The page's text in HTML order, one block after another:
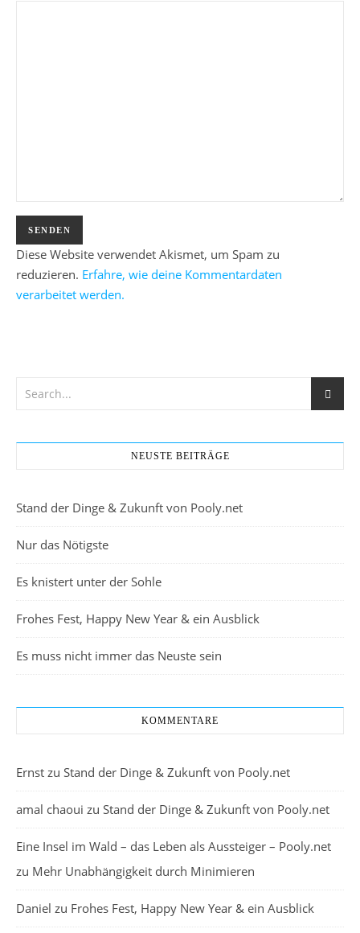
Diese Website verwendet Akismet, um Spam zu
reduzieren. Erfahre, wie deine Kommentardaten
verarbeitet werden.
NEUSTE BEITRÄGE
Stand der Dinge & Zukunft von Pooly.net
Nur das Nötigste
Es knistert unter der Sohle
Frohes Fest, Happy New Year & ein Ausblick
Es muss nicht immer das Neuste sein
KOMMENTARE
Ernst zu Stand der Dinge & Zukunft von Pooly.net
amal chaoui zu Stand der Dinge & Zukunft von Pooly.net
Eine Insel im Wald – das Leben als Aussteiger – Pooly.net
zu Mehr Unabhängigkeit durch Minimieren
Daniel zu Frohes Fest, Happy New Year & ein Ausblick